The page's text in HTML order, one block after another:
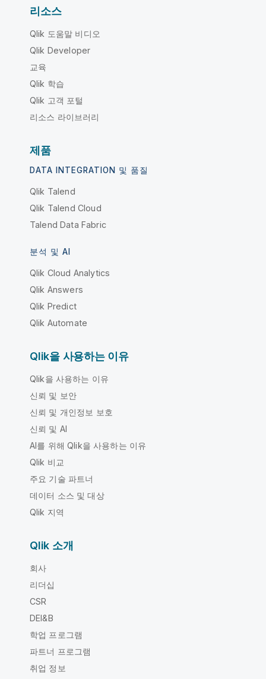
리소스
Qlik 도움말 비디오
Qlik Developer
교육
Qlik 학습
Qlik 고객 포털
리소스 라이브러리
제품
DATA INTEGRATION 및 품질
Qlik Talend
Qlik Talend Cloud
Talend Data Fabric
분석 및 AI
Qlik Cloud Analytics
Qlik Answers
Qlik Predict
Qlik Automate
Qlik을 사용하는 이유
Qlik을 사용하는 이유
신뢰 및 보안
신뢰 및 개인정보 보호
신뢰 및 AI
AI를 위해 Qlik을 사용하는 이유
Qlik 비교
주요 기술 파트너
데이터 소스 및 대상
Qlik 지역
Qlik 소개
회사
리더십
CSR
DEI&B
학업 프로그램
파트너 프로그램
취업 정보